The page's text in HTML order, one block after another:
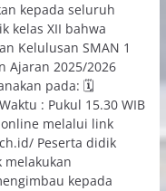
kepada seluruh
kelas XII bahwa
Kelulusan SMAN 1
Ajaran 2025/2026
pada: 🗓
Waktu : Pukul 15.30 WIB
melalui link
Peserta didik
melakukan
kepada